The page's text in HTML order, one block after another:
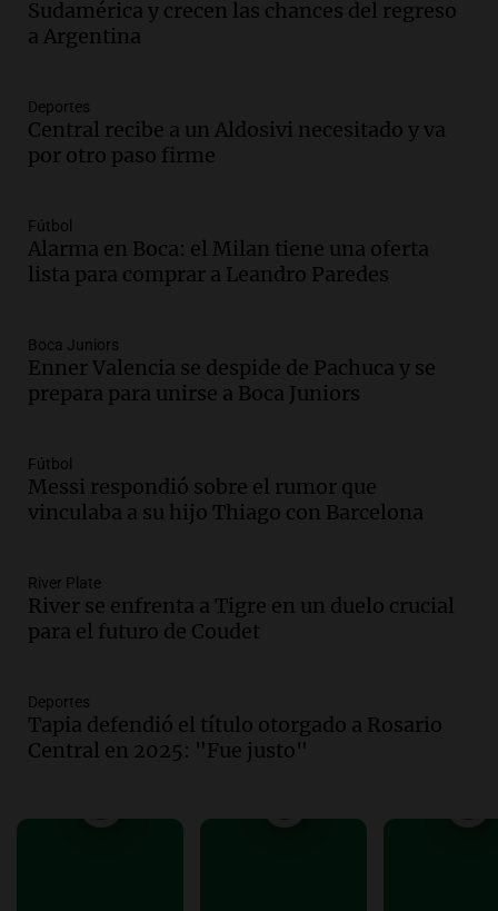
Audio.El alzobispo García Cueva llama a
la clase dirigente a abordar problemas
Episodios
Audio. La inflación en Buenos Aires
alcanza el 2,9% en julio, generando
Panorama Federal
Episodios
Audio.Descuentos de hasta 700.000
Panorama Federal
Episodios
Audio.
Docentes de Jujuy denuncian
sus salarios y genera alarma
Panorama Federal
Episodios
fallece tras perder el control de su
vehículo
Panorama Federal
sus salarios, denuncian desde el
sindicato
Panorama Federal
Sudamérica y crecen las chances del regreso
a Argentina
Deportes
Central recibe a un Aldosivi necesitado y va
por otro paso firme
Fútbol
Alarma en Boca: el Milan tiene una oferta
lista para comprar a Leandro Paredes
Boca Juniors
Enner Valencia se despide de Pachuca y se
prepara para unirse a Boca Juniors
Fútbol
Messi respondió sobre el rumor que
vinculaba a su hijo Thiago con Barcelona
River Plate
River se enfrenta a Tigre en un duelo crucial
para el futuro de Coudet
Deportes
Tapia defendió el título otorgado a Rosario
Central en 2025: "Fue justo"